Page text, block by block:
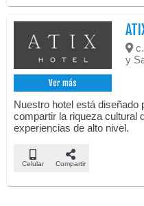
Ver más
c.
y
Nuestro hotel está diseñado
compartir la riqueza cultural
experiencias de alto nivel.
Celular Compartir